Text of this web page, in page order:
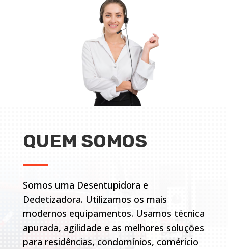
QUEM SOMOS
Somos uma Desentupidora e
Dedetizadora. Utilizamos os mais
modernos equipamentos. Usamos técnica
apurada, agilidade e as melhores soluções
para residências, condomínios, coméricio